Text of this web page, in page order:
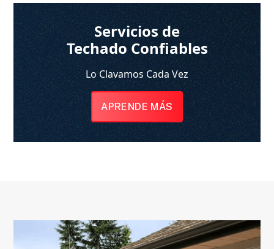
Servicios de
Techado Confiables
Lo Clavamos Cada Vez
APRENDE MÁS